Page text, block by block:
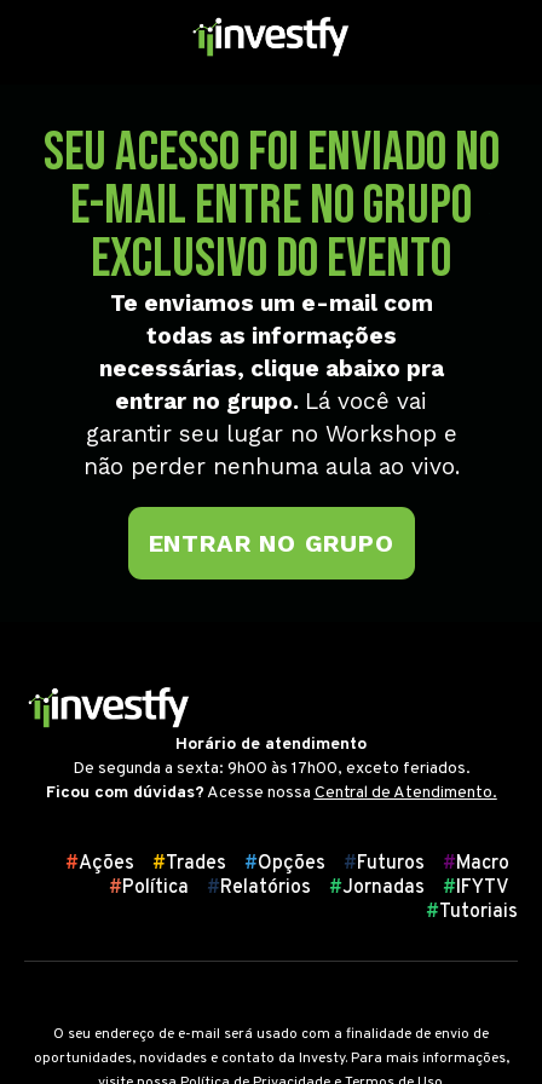
seu acesso foi enviado no
e-mail Entre no grupo
exclusivo do evento
Te enviamos um e-mail com
todas as informações
necessárias, clique abaixo pra
entrar no grupo. Lá você vai
garantir seu lugar no Workshop e
não perder nenhuma aula ao vivo.
ENTRAR NO GRUPO
Horário de atendimento
De segunda a sexta: 9h00 às 17h00, exceto feriados.
Ficou com dúvidas?Acesse nossa Central de Atendimento.
#Ações #Trades #Opções #Futuros #Macro
#Política #Relatórios #Jornadas #IFYTV
#Tutoriais
O seu endereço de e-mail será usado com a finalidade de envio de
oportunidades, novidades e contato da Investy. Para mais informações,